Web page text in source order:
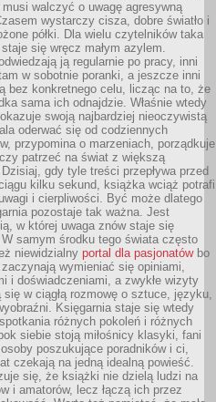
musi walczyć o uwagę agresywną
wystarczy cisza, dobre światło i
półki. Dla wielu czytelników taka
się wręcz małym azylem.
ją regularnie po pracy, inni
w sobotnie poranki, a jeszcze inni
bez konkretnego celu, licząc na to, że
sama ich odnajdzie. Właśnie wtedy
swoją najbardziej nieoczywistą
oderwać się od codziennych
przypomina o marzeniach, porządkuje
patrzeć na świat z większą
gdy tyle treści przepływa przed
kilku sekund, książka wciąż potrafi
i cierpliwości. Być może dlatego
pozostaje tak ważna. Jest
w której uwaga znów staje się
samym środku tego świata często
niewidzialny portal dla pasjonatówbo
wymieniać się opiniami,
i doświadczeniami, a zwykłe wizyty
się w ciągłą rozmowę o sztuce, języku,
Księgarnia staje się wtedy
różnych pokoleń i różnych
siebie stoją miłośnicy klasyki, fani
poszukujące poradników i ci,
czekają na jedną idealną powieść.
się, że książki nie dzielą ludzi na
i amatorów, lecz łączą ich przez